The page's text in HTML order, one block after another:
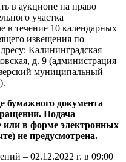
в аукционе на право
участка
в течение 10 календарных
извещения по
Калининградская
д. 9 (администрация
муниципальный
бумажного документа
Подача
или в форме электронных
не предусмотрена.
– 02.12.2022 г. в 09:00